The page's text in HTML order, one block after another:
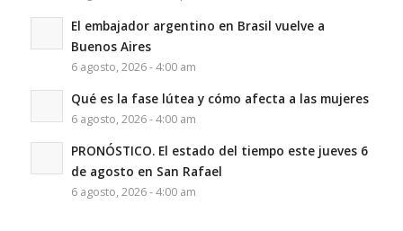
El embajador argentino en Brasil vuelve a
Buenos Aires
6 agosto, 2026 - 4:00 am
Qué es la fase lútea y cómo afecta a las mujeres
6 agosto, 2026 - 4:00 am
PRONÓSTICO. El estado del tiempo este jueves 6
de agosto en San Rafael
6 agosto, 2026 - 4:00 am